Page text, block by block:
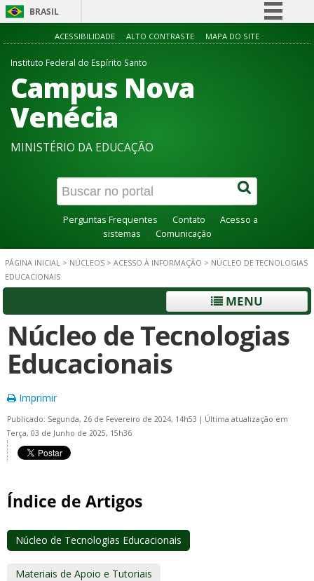
BRASIL
Simplifique!
Acesso à informação
ACESSIBILIDADE ALTO CONTRASTE MAPA DO SITE
Instituto Federal do Espírito Santo
Campus Nova
Venécia
MINISTÉRIO DA EDUCAÇÃO
Perguntas Frequentes Contato
Acesso a
sistemas
Comunicação
PÁGINA INICIAL > NÚCLEOS > ACESSO À INFORMAÇÃO > NÚCLEO DE TECNOLOGIAS
EDUCACIONAIS
MENU
Núcleo de Tecnologias
Educacionais
Imprimir
Publicado: Segunda, 26 de Fevereiro de 2024, 14h53 | Última atualização em
Terça, 03 de Junho de 2025, 15h36
Índice de Artigos
Núcleo de Tecnologias Educacionais
Materiais de Apoio e Tutoriais